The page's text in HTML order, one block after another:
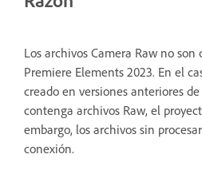
Los archivos Camera Raw no son
Premiere Elements 2023. En el
creado en versiones anteriores
contenga archivos Raw, el
embargo, los archivos sin
conexión.